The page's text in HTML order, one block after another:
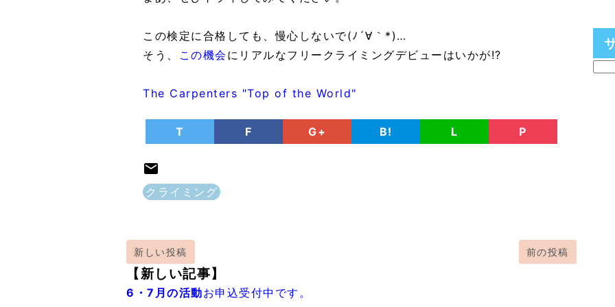
この検定に合格しても、慢心しないで(ﾉ´∀｀*)…
そう、
この機会 にリアルなフリークライミングデビューはいかが!?
The Carpenters "Top of the World"
T F G+ B! L P
クライミング
新しい投稿 前の投稿
【新しい記事】
6・7月の活動お申込受付中です。